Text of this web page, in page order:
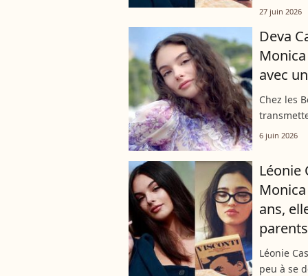
d'ailleurs
27 juin 2026
Deva
avec
Chez les
6 juin 2026
Léonie
ans,
Léonie
peu à se